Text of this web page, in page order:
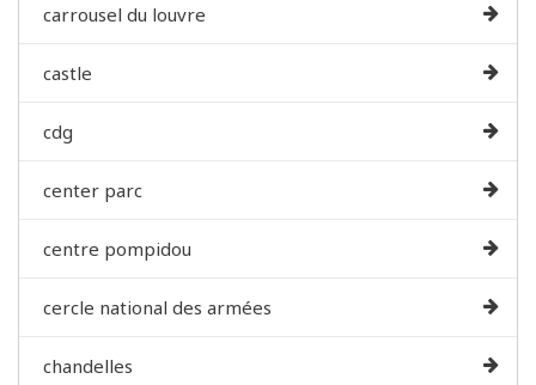
carrousel du louvre
castle
cdg
center parc
centre pompidou
cercle national des armées
chandelles